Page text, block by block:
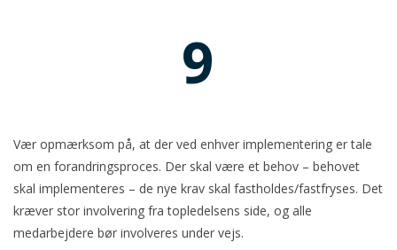
9
Vær opmærksom på, at der ved enhver implementering er tale
om en forandringsproces. Der skal være et behov – behovet
skal implementeres – de nye krav skal fastholdes/fastfryses. Det
kræver stor involvering fra topledelsens side, og alle
medarbejdere bør involveres under vejs.